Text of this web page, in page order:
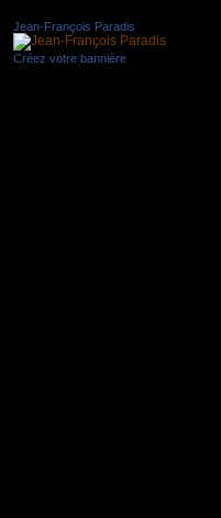
Jean-François Paradis
Créez votre bannière